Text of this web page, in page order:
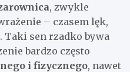
, zwykle
– czasem lęk,
Taki sen rzadko bywa
bardzo często
i fizycznego, nawet